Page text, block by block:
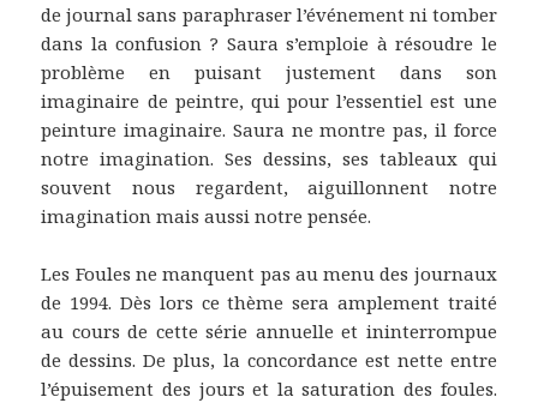
de journal sans paraphraser l’événement ni tomber
dans la confusion ? Saura s’emploie à résoudre le
problème en puisant justement dans son
imaginaire de peintre, qui pour l’essentiel est une
peinture imaginaire. Saura ne montre pas, il force
notre imagination. Ses dessins, ses tableaux qui
souvent nous regardent, aiguillonnent notre
imagination mais aussi notre pensée.
Les Foules ne manquent pas au menu des journaux
de 1994. Dès lors ce thème sera amplement traité
au cours de cette série annuelle et ininterrompue
de dessins. De plus, la concordance est nette entre
l’épuisement des jours et la saturation des foules.